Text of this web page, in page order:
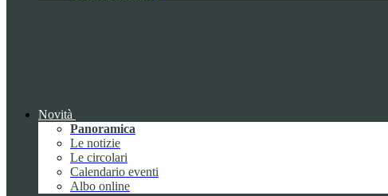
Novità
Panoramica
Le notizie
Le circolari
Calendario eventi
Albo online